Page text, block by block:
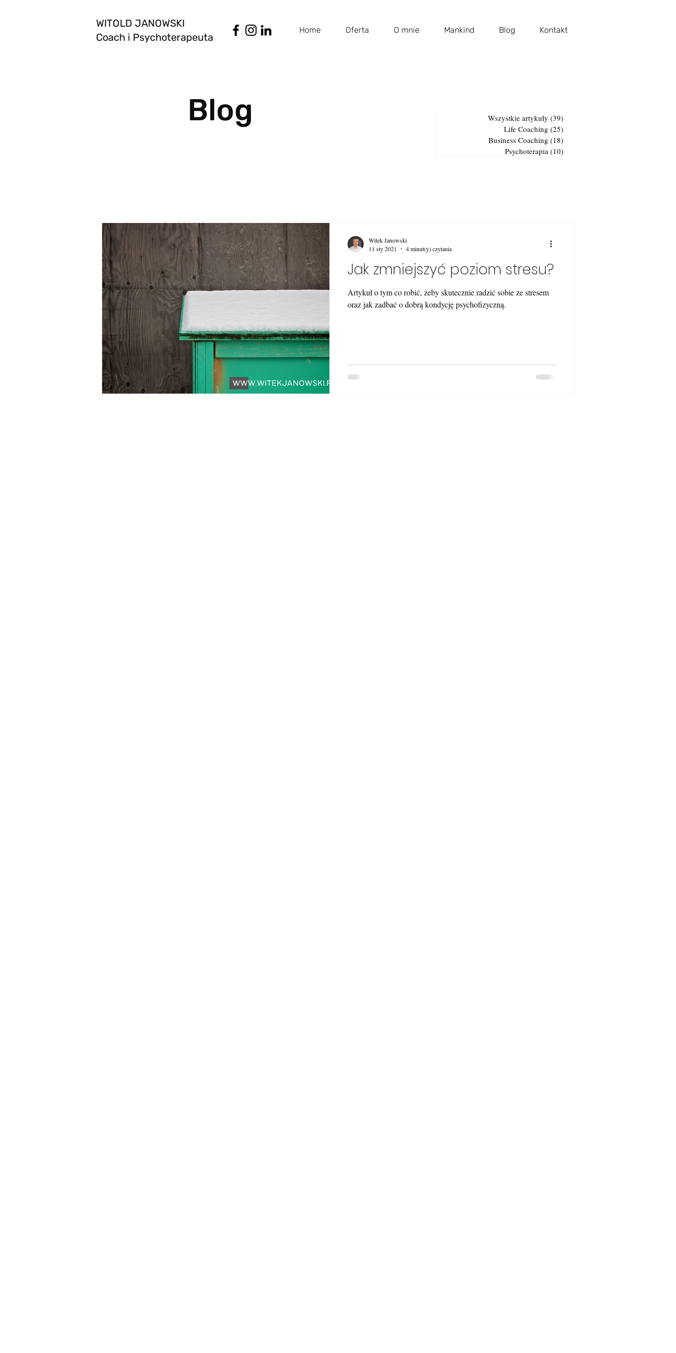
WITOLD JANOWSKI
Coach i Psychoterapeuta
Home Oferta O mnie Mankind Blog Kontakt
Blog Wszystkie artykuły (39)
Life Coaching (25)
Business Coaching (18)
Psychoterapia (10)
Jak zmniejszyć poziom stresu?
Artykuł o tym co robić, żeby skutecznie radzić sobie ze stresem
oraz jak zadbać o dobrą kondycję psychofizyczną.
Witek Janowski
11 sty 2021
4 minut(y) czytania